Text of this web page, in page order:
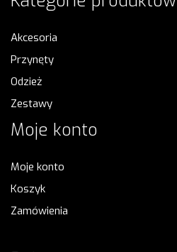
Akcesoria
Przynęty
Odzież
Zestawy
Moje konto
Moje konto
Koszyk
Zamówienia